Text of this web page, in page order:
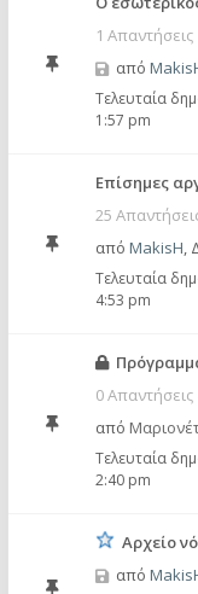
1
από
Τελευταία
1:57 pm
Επίσημες
25
από MakisH,
Τελευταία
4:53 pm
0
από
Τελευταία
2:40 pm
Αρχείο
από